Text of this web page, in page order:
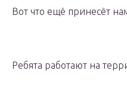
Вот что ещё принесёт
Ребята работают на